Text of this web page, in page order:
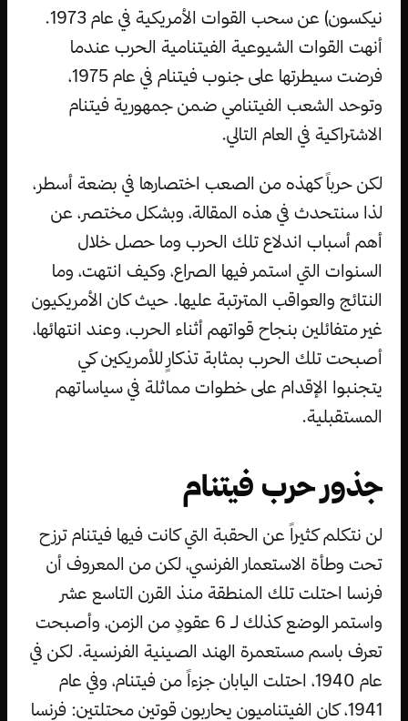
نيكسون) عن سحب القوات الأمريكية في عام 1973.
أنهت القوات الشيوعية الفيتنامية الحرب عندما
فرضت سيطرتها على جنوب فيتنام في عام 1975،
وتوحد الشعب الفيتنامي ضمن جمهورية فيتنام
الاشتراكية في العام التالي.
لكن حرباً كهذه من الصعب اختصارها في بضعة أسطر،
لذا سنتحدث في هذه المقالة، وبشكل مختصر، عن
أهم أسباب اندلاع تلك الحرب وما حصل خلال
السنوات التي استمر فيها الصراع، وكيف انتهت، وما
النتائج والعواقب المترتبة عليها. حيث كان الأمريكيون
غير متفائلين بنجاح قواتهم أثناء الحرب، وعند انتهائها،
أصبحت تلك الحرب بمثابة تذكارٍ للأمريكين كي
يتجنبوا الإقدام على خطوات مماثلة في سياساتهم
المستقبلية.
جذور حرب فيتنام
لن نتكلم كثيراً عن الحقبة التي كانت فيها فيتنام ترزح
تحت وطأة الاستعمار الفرنسي، لكن من المعروف أن
فرنسا احتلت تلك المنطقة منذ القرن التاسع عشر
واستمر الوضع كذلك لـ 6 عقودٍ من الزمن، وأصبحت
تعرف باسم مستعمرة الهند الصينية الفرنسية. لكن في
عام 1940، احتلت اليابان جزءاً من فيتنام، وفي عام
1941، كان الفيتناميون يحاربون قوتين محتلتين: فرنسا